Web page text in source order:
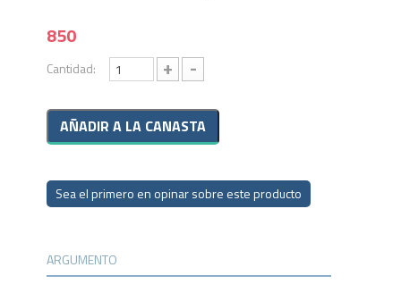
850
Cantidad: + -
Sea el primero en opinar sobre este producto
ARGUMENTO